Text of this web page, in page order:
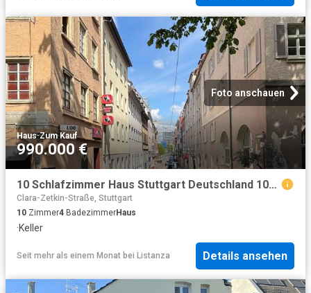
Foto anschauen
Haus·Zum Kauf
990.000 €
10 Schlafzimmer Haus Stuttgart Deutschland 101345737
Clara-Zetkin-Straße, Stuttgart
10 Zimmer4 BadezimmerHaus
·Keller
Seit mehr als einem Monat bei Listanza Details ansehen